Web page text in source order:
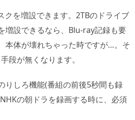
クを増設できます。2TBのドライブ
増設できるなら、Blu-ray記録も要
本体が壊れちゃった時ですが…。そ
段が無くなります。
りしろ機能(番組の前後5秒間も録
の朝ドラを録画する時に、必須